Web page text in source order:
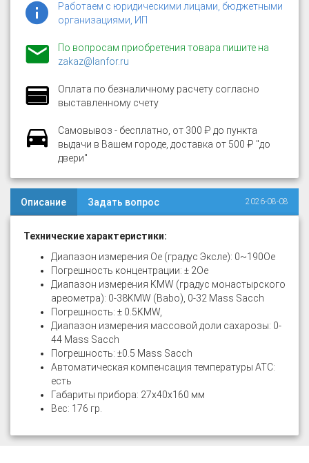
Работаем с юридическими лицами, бюджетными
организациями, ИП
По вопросам приобретения товара пишите на
zakaz@lanfor.ru
Оплата по безналичному расчету согласно
выставленному счету
Самовывоз - бесплатно, от 300 ₽ до пункта
выдачи в Вашем городе, доставка от 500 ₽ "до
двери"
Описание Задать вопрос 2026-08-08
Технические характеристики:
Диапазон измерения Oe (градус Эксле): 0~190Oe
Погрешность концентрации: ± 2Oe
Диапазон измерения KMW (градус монастырского
ареометра): 0-38KMW (Babo), 0-32 Mass Sacch
Погрешность: ± 0.5KMW,
Диапазон измерения массовой доли сахарозы: 0-
44 Mass Sacch
Погрешность: ±0.5 Mass Sacch
Автоматическая компенсация температуры ATC:
есть
Габариты прибора: 27х40х160 мм
Вес: 176 гр.